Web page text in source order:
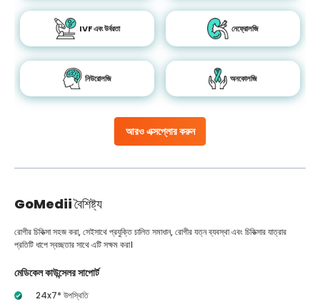
আরও এক্সপ্লোর করুন
IVF এবং উর্বরতা নেফ্রোলজি
নিউরোলজি অনকোলজি
GoMediiবৈশিষ্ট্য
রোগীর চিকিত্সা সহজ করা, সেইসাথে প্রযুক্তি চালিত সমাধান, রোগীর যত্ন ব্যবস্থা এবং চিকিত্সার যাত্রার
প্রতিটি ধাপে স্বচ্ছতার সাথে এটি সক্ষম করা।
মেডিকেল কাউন্সেলর সাপোর্ট
24x7* উপস্থিতি